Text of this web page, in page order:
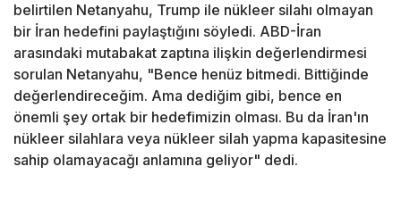
belirtilen Netanyahu, Trump ile nükleer silahı olmayan
bir İran hedefini paylaştığını söyledi. ABD-İran
arasındaki mutabakat zaptına ilişkin değerlendirmesi
sorulan Netanyahu, "Bence henüz bitmedi. Bittiğinde
değerlendireceğim. Ama dediğim gibi, bence en
önemli şey ortak bir hedefimizin olması. Bu da İran'ın
nükleer silahlara veya nükleer silah yapma kapasitesine
sahip olamayacağı anlamına geliyor" dedi.